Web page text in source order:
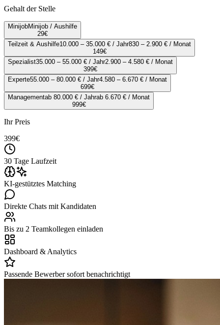
Gehalt der Stelle
MinijobMinijob / Aushilfe
29€
Teilzeit & Aushilfe10.000 – 35.000 € / Jahr830 – 2.900 € / Monat
149€
Spezialist35.000 – 55.000 € / Jahr2.900 – 4.580 € / Monat
399€
Experte55.000 – 80.000 € / Jahr4.580 – 6.670 € / Monat
699€
Managementab 80.000 € / Jahrab 6.670 € / Monat
999€
Ihr Preis
399€
30 Tage Laufzeit
KI-gestütztes Matching
Direkte Chats mit Kandidaten
Bis zu 2 Teamkollegen einladen
Dashboard & Analytics
Passende Bewerber sofort benachrichtigt